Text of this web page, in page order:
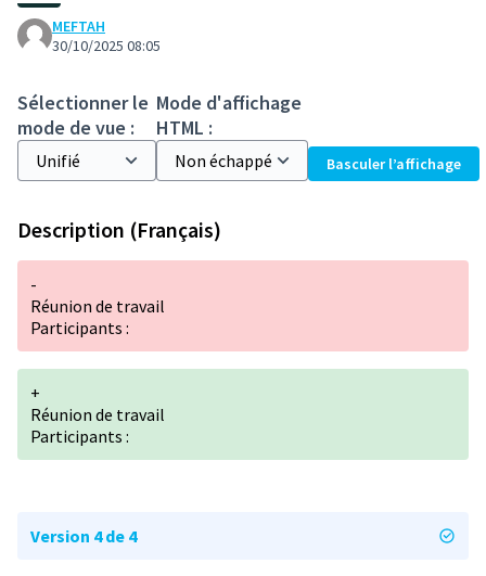
MEFTAH
30/10/2025 08:05
Sélectionner le
mode de vue :
Mode d'affichage
HTML :
Basculer l’affichage
Description (Français)
-
Réunion de travail
Participants :
+
Réunion de travail
Participants :
Version 4 de 4